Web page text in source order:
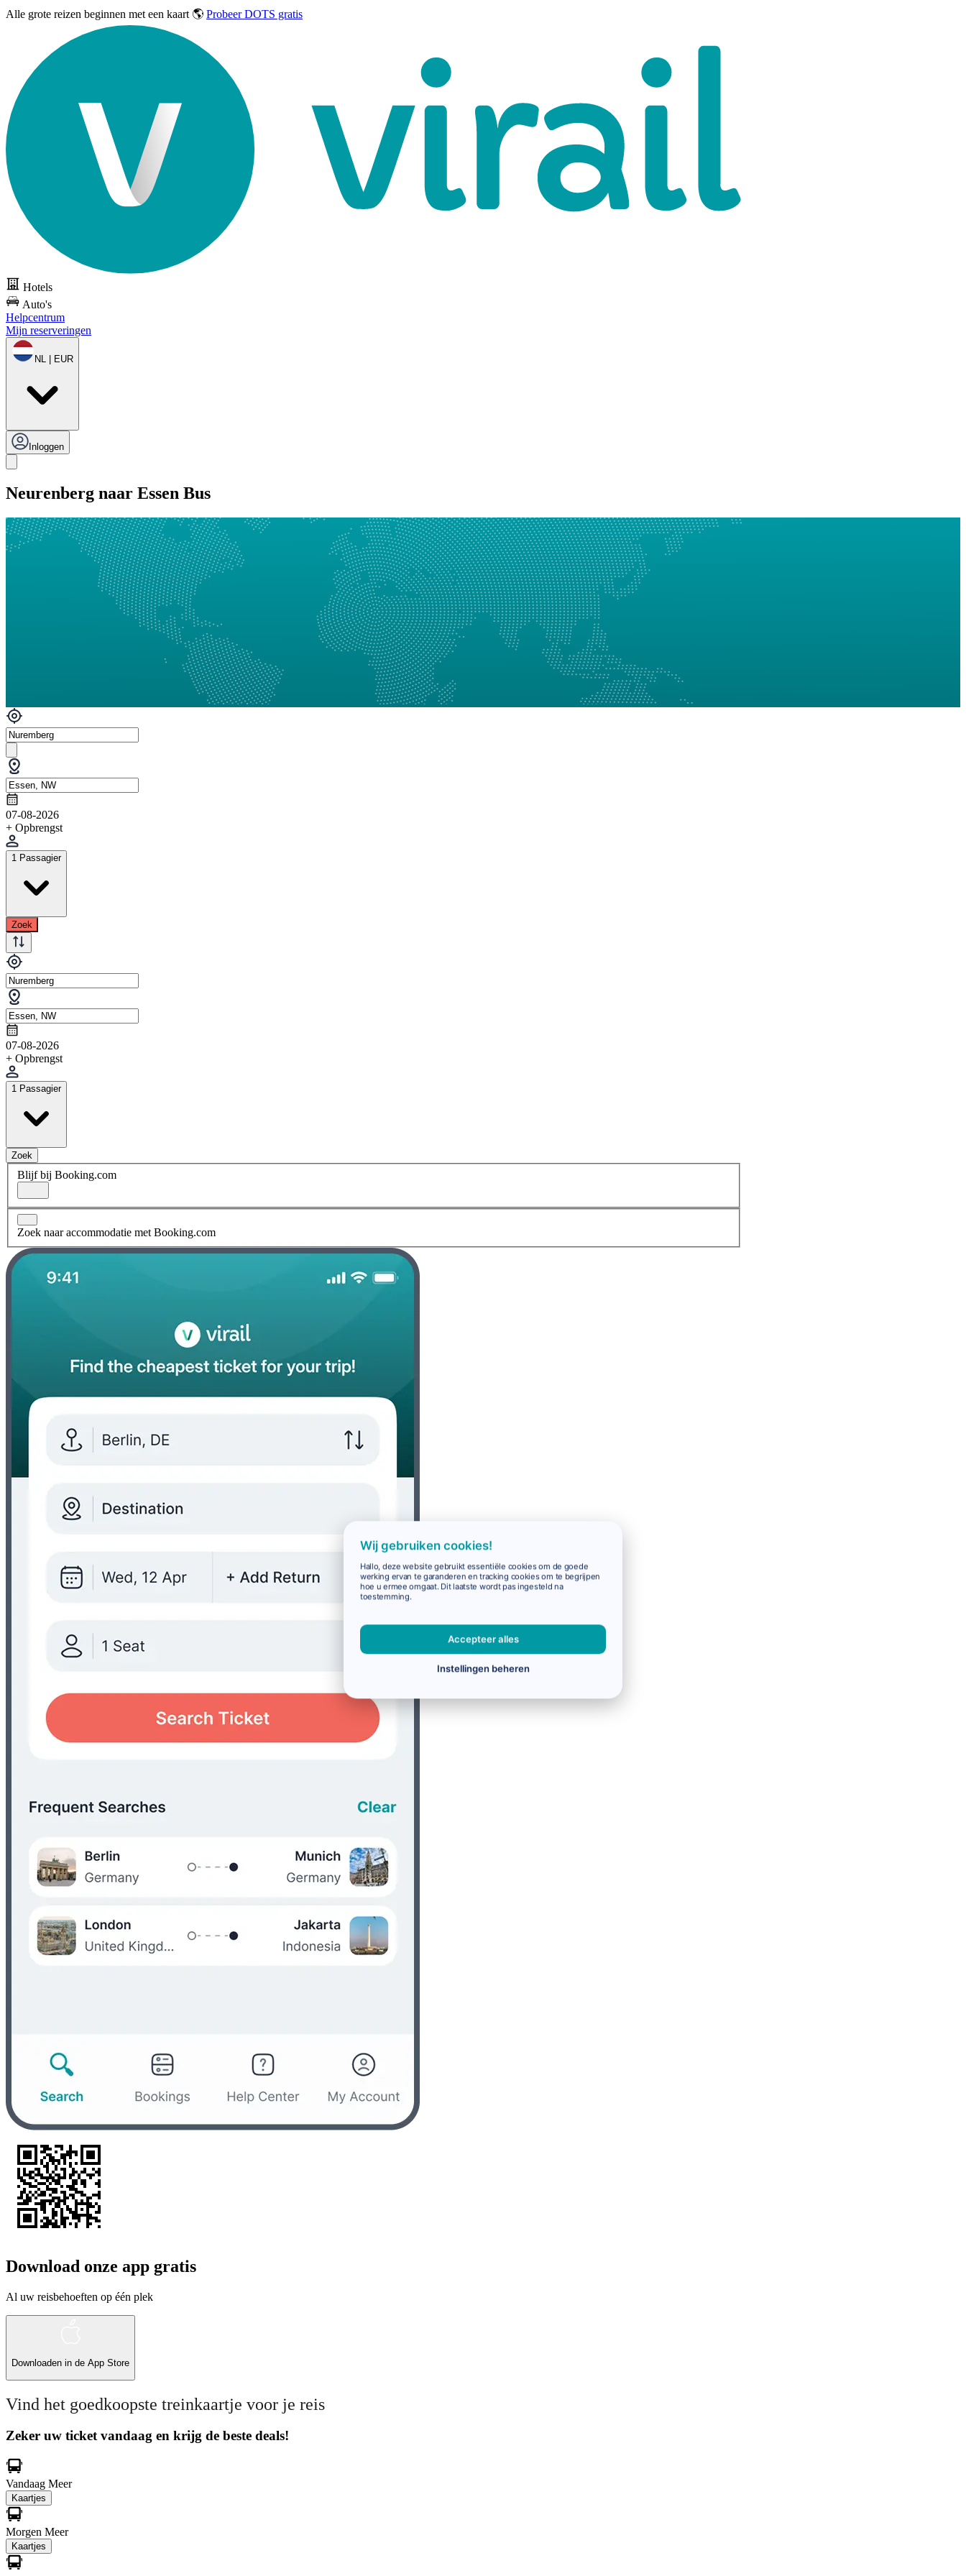
Alle grote reizen beginnen met een kaart 🌎 Probeer DOTS gratis
Hotels
Auto's
Helpcentrum
Mijn reserveringen
NL | EUR
Inloggen
Neurenberg naar Essen Bus
07-08-2026
+ Opbrengst
1 Passagier
Zoek
07-08-2026
+ Opbrengst
1 Passagier
Zoek
Blijf bij Booking.com
Zoek naar accommodatie met Booking.com
Download onze app gratis
Al uw reisbehoeften op één plek
Downloaden in de App Store
Vind het goedkoopste treinkaartje voor je reis
Zeker uw ticket vandaag en krijg de beste deals!
Vandaag Meer
Kaartjes
Morgen Meer
Kaartjes
Wij gebruiken cookies!
Hallo, deze website gebruikt essentiële cookies om de goede
werking ervan te garanderen en tracking cookies om te begrijpen
hoe u ermee omgaat. Dit laatste wordt pas ingesteld na
toestemming.
Accepteer alles
Instellingen beheren